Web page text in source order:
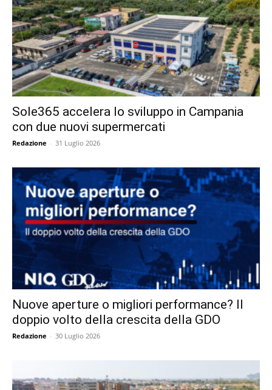
Sole365 accelera lo sviluppo in Campania
con due nuovi supermercati
Redazione - 31 Luglio 2026
Nuove aperture o migliori performance? Il
doppio volto della crescita della GDO
Redazione - 30 Luglio 2026